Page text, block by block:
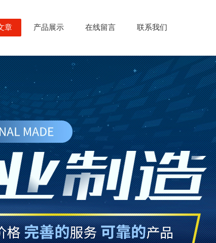
章 产品展示 在线留言 联系我们